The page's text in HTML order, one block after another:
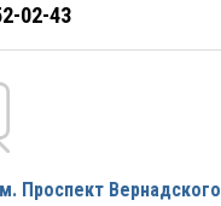
02-43
Проспект Вернадского